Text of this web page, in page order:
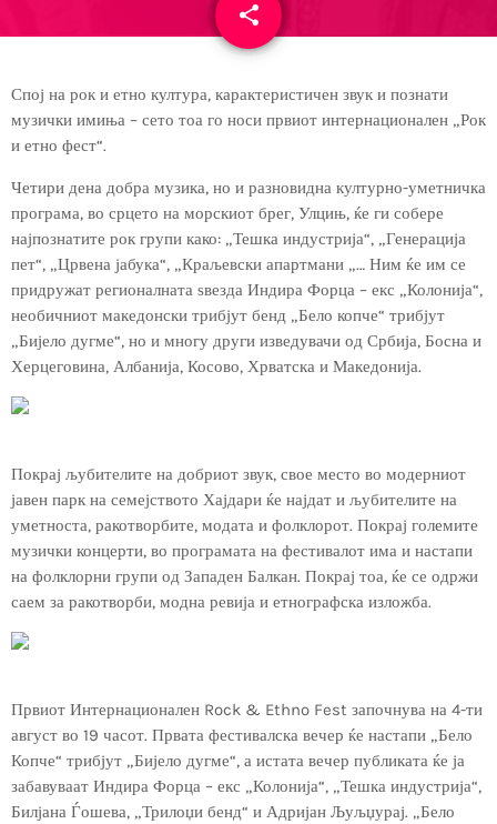
share
email
Спој на рок и етно култура, карактеристичен звук и познати
музички имиња – сето тоа го носи првиот интернационален „Рок
и етно фест“.
Четири дена добра музика, но и разновидна културно-уметничка
програма, во срцето на морскиот брег, Улцињ, ќе ги собере
најпознатите рок групи како: „Тешка индустрија“, „Генерација
пет“, „Црвена јабука“, „Краљевски апартмани „… Ним ќе им се
придружат регионалната ѕвезда Индира Форца – екс „Колонија“,
необичниот македонски трибјут бенд „Бело копче“ трибјут
„Бијело дугме“, но и многу други изведувачи од Србија, Босна и
Херцеговина, Албанија, Косово, Хрватска и Македонија.
Покрај љубителите на добриот звук, свое место во модерниот
јавен парк на семејството Хајдари ќе најдат и љубителите на
уметноста, ракотворбите, модата и фолклорот. Покрај големите
музички концерти, во програмата на фестивалот има и настапи
на фолклорни групи од Западен Балкан. Покрај тоа, ќе се одржи
саем за ракотворби, модна ревија и етнографска изложба.
Првиот Интернационален Rock & Ethno Fest започнува на 4-ти
август во 19 часот. Првата фестивалска вечер ќе настапи „Бело
Копче“ трибјут „Бијело дугме“, а истата вечер публиката ќе ја
забавуваат Индира Форца – екс „Колонија“, „Тешка индустрија“,
Билјана Ѓошева, „Трилоџи бенд“ и Адријан Љуљџурај. „Бело